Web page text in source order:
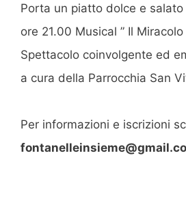
Porta un piatto dolce e
ore 21.00 Musical ” Il
Spettacolo coinvolgente ed
a cura della Parrocchia San
Per informazioni e iscrizioni